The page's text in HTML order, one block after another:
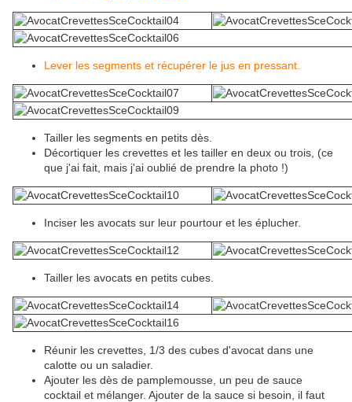
Lever les segments et récupérer le jus en pressant.
Tailler les segments en petits dès.
Décortiquer les crevettes et les tailler en deux ou trois, (ce
que j'ai fait, mais j'ai oublié de prendre la photo !)
Inciser les avocats sur leur pourtour et les éplucher.
Tailler les avocats en petits cubes.
Réunir les crevettes, 1/3 des cubes d'avocat dans une
calotte ou un saladier.
Ajouter les dès de pamplemousse, un peu de sauce
cocktail et mélanger. Ajouter de la sauce si besoin, il faut